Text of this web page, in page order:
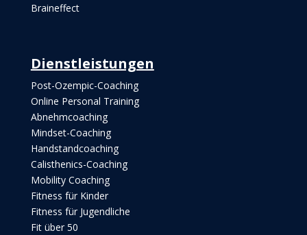
Braineffect
Dienstleistungen
Post-Ozempic-Coaching
Online Personal Training
Abnehmcoaching
Mindset-Coaching
Handstandcoaching
Calisthenics-Coaching
Mobility Coaching
Fitness für Kinder
Fitness für Jugendliche
Fit über 50